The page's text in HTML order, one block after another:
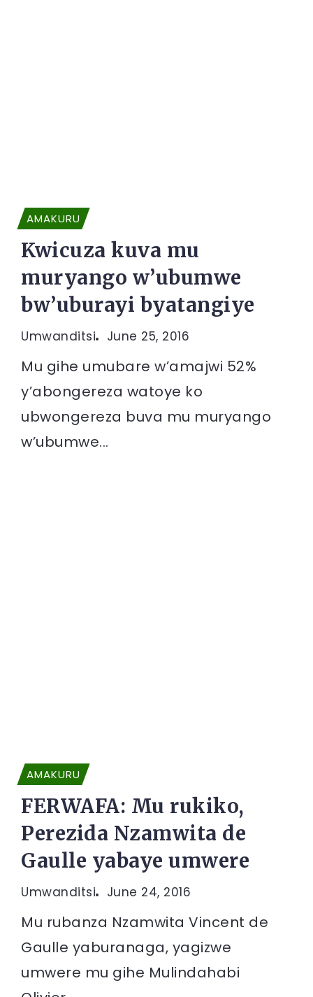
AMAKURU
Kwicuza kuva mu
muryango w’ubumwe
bw’uburayi byatangiye
Umwanditsi June 25, 2016
Mu gihe umubare w’amajwi 52%
y’abongereza watoye ko
ubwongereza buva mu muryango
w’ubumwe...
AMAKURU
FERWAFA: Mu rukiko,
Perezida Nzamwita de
Gaulle yabaye umwere
Umwanditsi June 24, 2016
Mu rubanza Nzamwita Vincent de
Gaulle yaburanaga, yagizwe
umwere mu gihe Mulindahabi